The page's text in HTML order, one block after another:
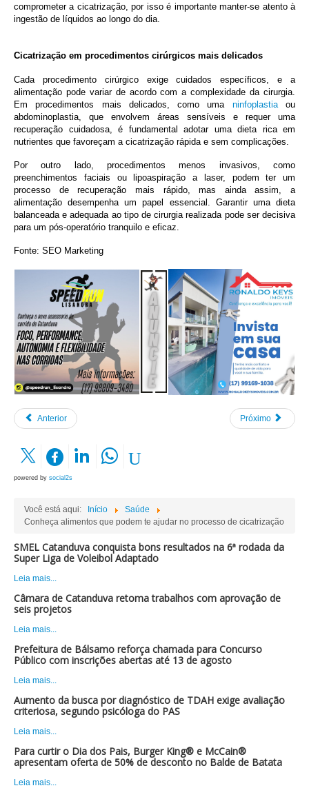
comprometer a cicatrização, por isso é importante manter-se atento à
ingestão de líquidos ao longo do dia.
Cicatrização em procedimentos cirúrgicos mais delicados
Cada procedimento cirúrgico exige cuidados específicos, e a
alimentação pode variar de acordo com a complexidade da cirurgia.
Em procedimentos mais delicados, como uma ninfoplastiaou
abdominoplastia, que envolvem áreas sensíveis e requer uma
recuperação cuidadosa, é fundamental adotar uma dieta rica em
nutrientes que favoreçam a cicatrização rápida e sem complicações.
Por outro lado, procedimentos menos invasivos, como
preenchimentos faciais ou lipoaspiração a laser, podem ter um
processo de recuperação mais rápido, mas ainda assim, a
alimentação desempenha um papel essencial. Garantir uma dieta
balanceada e adequada ao tipo de cirurgia realizada pode ser decisiva
para um pós-operatório tranquilo e eficaz.
Fonte: SEO Marketing
Anterior Próximo
powered by social2s
Você está aqui: Início
Saúde
Conheça alimentos que podem te ajudar no processo de cicatrização
SMEL Catanduva conquista bons resultados na 6ª rodada da
Super Liga de Voleibol Adaptado
Leia mais...
Câmara de Catanduva retoma trabalhos com aprovação de
seis projetos
Leia mais...
Prefeitura de Bálsamo reforça chamada para Concurso
Público com inscrições abertas até 13 de agosto
Leia mais...
Aumento da busca por diagnóstico de TDAH exige avaliação
criteriosa, segundo psicóloga do PAS
Leia mais...
Para curtir o Dia dos Pais, Burger King® e McCain®
apresentam oferta de 50% de desconto no Balde de Batata
Leia mais...